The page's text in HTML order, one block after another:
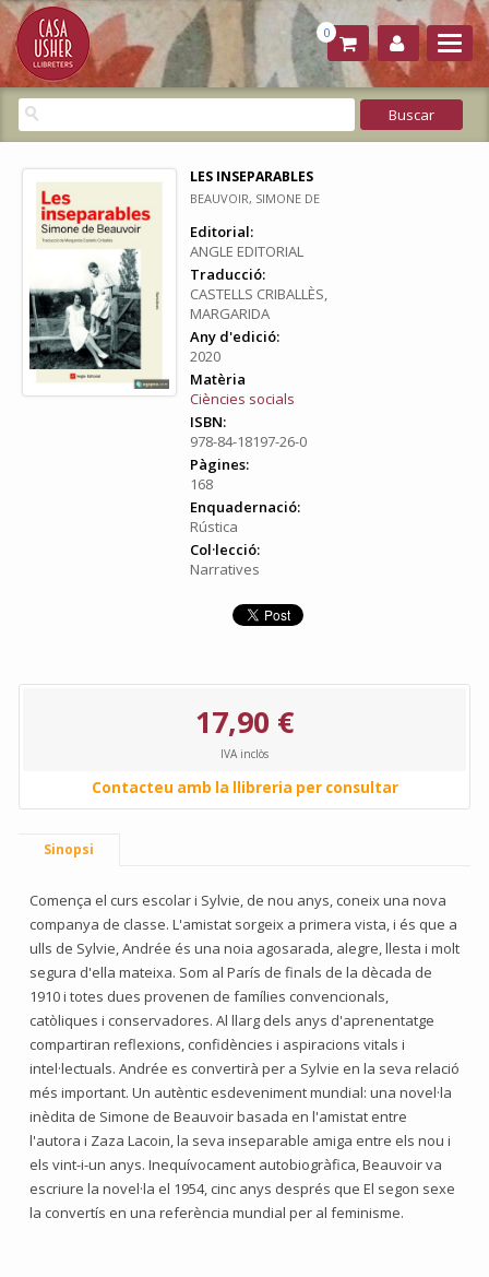
0
LES INSEPARABLES
BEAUVOIR, SIMONE DE
Editorial:
ANGLE EDITORIAL
Traducció:
CASTELLS CRIBALLÈS,
MARGARIDA
Any d'edició:
2020
Matèria
Ciències socials
ISBN:
978-84-18197-26-0
Pàgines:
168
Enquadernació:
Rústica
Col·lecció:
Narratives
17,90 €
IVA inclòs
Contacteu amb la llibreria per consultar
Sinopsi
Comença el curs escolar i Sylvie, de nou anys, coneix una nova
companya de classe. L'amistat sorgeix a primera vista, i és que a
ulls de Sylvie, Andrée és una noia agosarada, alegre, llesta i molt
segura d'ella mateixa. Som al París de finals de la dècada de
1910 i totes dues provenen de famílies convencionals,
catòliques i conservadores. Al llarg dels anys d'aprenentatge
compartiran reflexions, confidències i aspiracions vitals i
intel·lectuals. Andrée es convertirà per a Sylvie en la seva relació
més important. Un autèntic esdeveniment mundial: una novel·la
inèdita de Simone de Beauvoir basada en l'amistat entre
l'autora i Zaza Lacoin, la seva inseparable amiga entre els nou i
els vint-i-un anys. Inequívocament autobiogràfica, Beauvoir va
escriure la novel·la el 1954, cinc anys després que El segon sexe
la convertís en una referència mundial per al feminisme.